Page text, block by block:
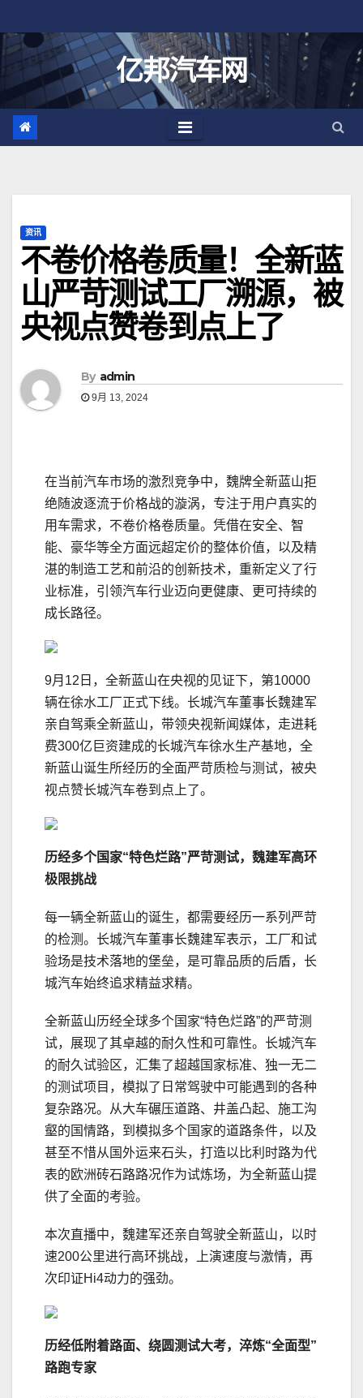
至
亿邦汽车网
资讯
不卷价格卷质量！全新蓝
山严苛测试工厂溯源，被
央视点赞卷到点上了
By admin
9月 13, 2024
在当前汽车市场的激烈竞争中，魏牌全新蓝山拒
绝随波逐流于价格战的漩涡，专注于用户真实的
用车需求，不卷价格卷质量。凭借在安全、智
能、豪华等全方面远超定价的整体价值，以及精
湛的制造工艺和前沿的创新技术，重新定义了行
业标准，引领汽车行业迈向更健康、更可持续的
成长路径。
9月12日，全新蓝山在央视的见证下，第10000
辆在徐水工厂正式下线。长城汽车董事长魏建军
亲自驾乘全新蓝山，带领央视新闻媒体，走进耗
费300亿巨资建成的长城汽车徐水生产基地，全
新蓝山诞生所经历的全面严苛质检与测试，被央
视点赞长城汽车卷到点上了。
历经多个国家“特色烂路”严苛测试， 魏建军高环
极限挑战
每一辆全新蓝山的诞生，都需要经历一系列严苛
的检测。长城汽车董事长魏建军表示，工厂和试
验场是技术落地的堡垒，是可靠品质的后盾，长
城汽车始终追求精益求精。
全新蓝山历经全球多个国家“特色烂路”的严苛测
试，展现了其卓越的耐久性和可靠性。长城汽车
的耐久试验区，汇集了超越国家标准、独一无二
的测试项目，模拟了日常驾驶中可能遇到的各种
复杂路况。从大车碾压道路、井盖凸起、施工沟
壑的国情路，到模拟多个国家的道路条件，以及
甚至不惜从国外运来石头，打造以比利时路为代
表的欧洲砖石路路况作为试炼场，为全新蓝山提
供了全面的考验。
本次直播中，魏建军还亲自驾驶全新蓝山，以时
速200公里进行高环挑战，上演速度与激情，再
次印证Hi4动力的强劲。
历经低附着路面、 绕圆测试大考， 淬炼“全面型”
路跑专家